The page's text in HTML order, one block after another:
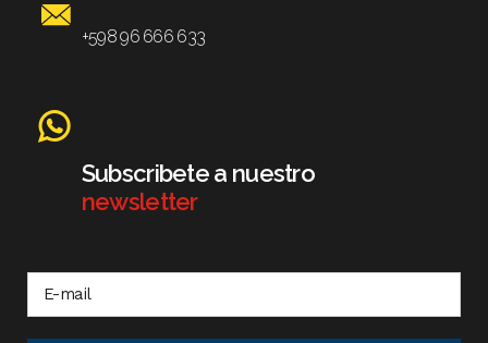
+598 96 666 633
Subscribete a nuestro
newsletter